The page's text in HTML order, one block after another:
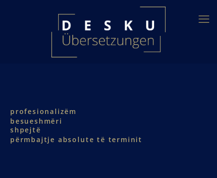
profesionalizëm
besueshmëri
shpejtë
përmbajtje absolute të terminit